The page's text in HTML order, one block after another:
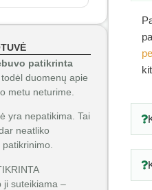
patikrinta
, todėl duomenų apie
metu neturime.
yra nepatikima. Tai
neatliko
ji suteikiama –